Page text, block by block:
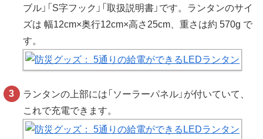
ブル」「S字フック」「取扱説明書」です。ランタンのサイ
ズは 幅12cm×奥行12cm×高さ25cm、重さは約 570g で
す。
ランタンの上部には「ソーラーパネル」が付いていて、
これで充電できます。